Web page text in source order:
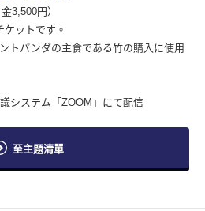
3,500円）
ットです。
パンダの主食である竹の購入に使用
システム「ZOOM」にて配信
至主題清單